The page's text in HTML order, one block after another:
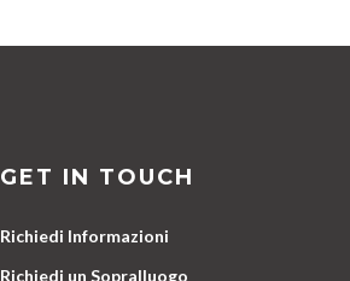
GET IN TOUCH
Richiedi Informazioni
Richiedi un Sopralluogo